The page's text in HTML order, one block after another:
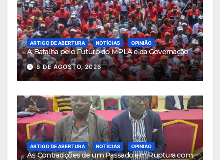
ARTIGO DE ABERTURA NOTÍCIAS OPINIÃO
A Batalha pelo Futuro do MPLA e da Governação
8 DE AGOSTO, 2026
ARTIGO DE ABERTURA NOTÍCIAS OPINIÃO
As Contradições de um Passado em Ruptura com